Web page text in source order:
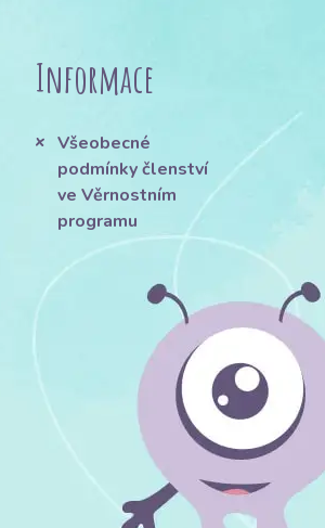
Informace
Všeobecné
podmínky členství
ve Věrnostním
programu